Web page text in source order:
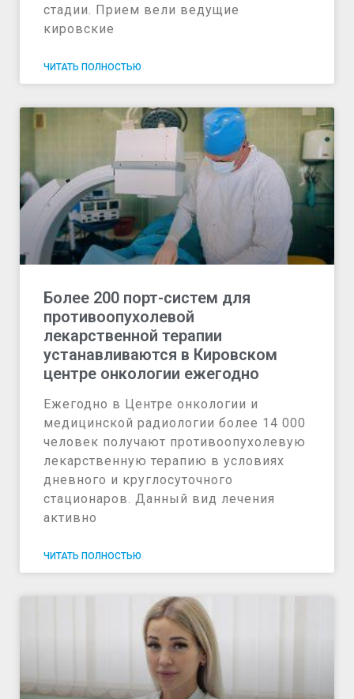
стадии. Прием вели ведущие
кировские
ЧИТАТЬ ПОЛНОСТЬЮ
Более 200 порт-систем для
противоопухолевой
лекарственной терапии
устанавливаются в Кировском
центре онкологии ежегодно
Ежегодно в Центре онкологии и
медицинской радиологии более 14 000
человек получают противоопухолевую
лекарственную терапию в условиях
дневного и круглосуточного
стационаров. Данный вид лечения
активно
ЧИТАТЬ ПОЛНОСТЬЮ